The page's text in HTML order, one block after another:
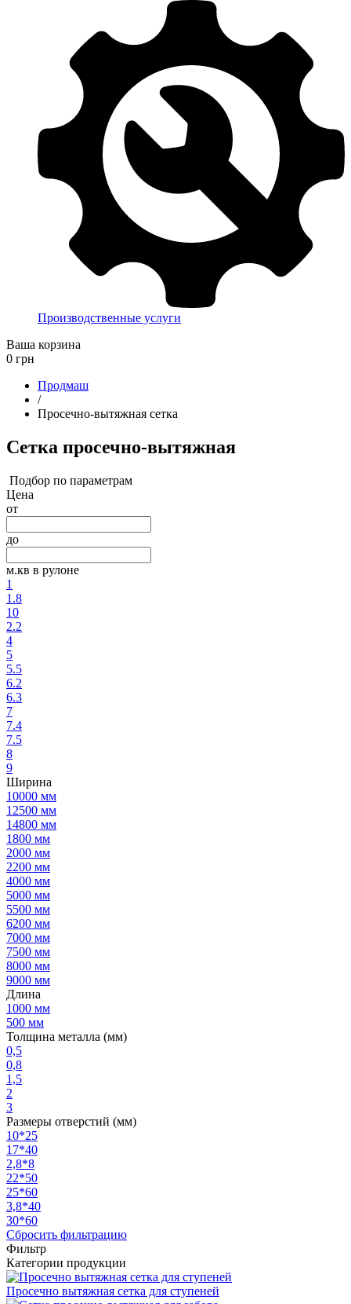
Производственные услуги
Ваша корзина
0 грн
Продмаш
/
Просечно-вытяжная сетка
Сетка просечно-вытяжная
Подбор по параметрам
Цена
от
до
м.кв в рулоне
1
1.8
10
2.2
4
5
5.5
6.2
6.3
7
7.4
7.5
8
9
Ширина
10000 мм
12500 мм
14800 мм
1800 мм
2000 мм
2200 мм
4000 мм
5000 мм
5500 мм
6200 мм
7000 мм
7500 мм
8000 мм
9000 мм
Длина
1000 мм
500 мм
Толщина металла (мм)
0,5
0,8
1,5
2
3
Размеры отверстий (мм)
10*25
17*40
2,8*8
22*50
25*60
3,8*40
30*60
Сбросить фильтрацию
Фильтр
Категории продукции
Просечно вытяжная сетка для ступеней